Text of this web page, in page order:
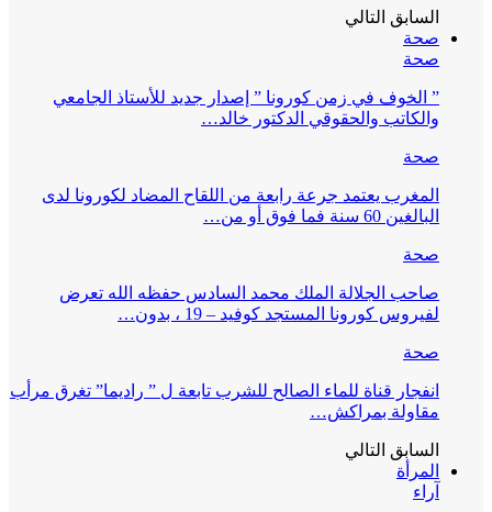
السابق التالي
صحة
صحة
” الخوف في زمن كورونا ” إصدار جديد للأستاذ الجامعي
والكاتب والحقوقي الدكتور خالد…
صحة
المغرب يعتمد جرعة رابعة من اللقاح المضاد لكورونا لدى
البالغين 60 سنة فما فوق أو من…
صحة
صاحب الجلالة الملك محمد السادس حفظه الله تعرض
لفيروس كورونا المستجد كوفيد – 19 ، بدون…
صحة
انفجار قناة للماء الصالح للشرب تابعة ل ” راديما” تغرق مرأب
مقاولة بمراكش…
السابق التالي
المرأة
آراء